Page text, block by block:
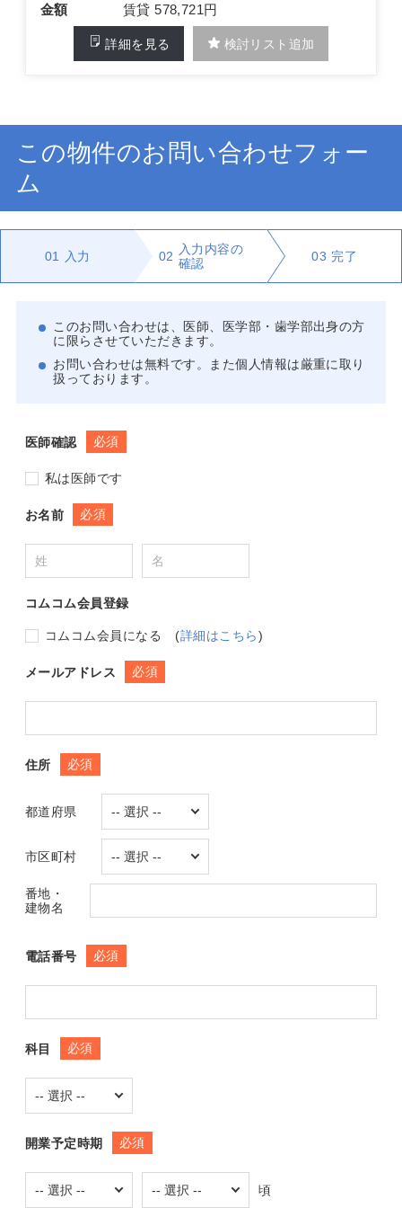
金額 賃貸 578,721円
詳細を見る 検討リスト追加
この物件のお問い合わせフォー
ム
01 入力 02
入力内容の
確認
03 完了
このお問い合わせは、医師、医学部・歯学部出身の方
に限らさせていただきます。
お問い合わせは無料です。また個人情報は厳重に取り
扱っております。
医師確認 必須
私は医師です
お名前 必須
コムコム会員登録
コムコム会員になる (詳細はこちら)
メールアドレス 必須
住所 必須
都道府県
市区町村
番地・
建物名
電話番号 必須
科目 必須
開業予定時期 必須
頃